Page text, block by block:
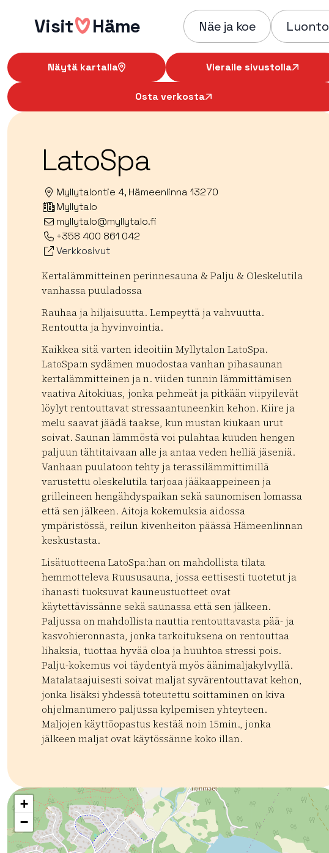
sisältöönVisit Häme Näe ja koe Luonto
Näytä kartalla Vieraile sivustolla
Osta verkosta
LatoSpa
Myllytalontie 4, Hämeenlinna 13270
Myllytalo
myllytalo@myllytalo.fi
+358 400 861 042
Verkkosivut
Kertalämmitteinen perinnesauna & Palju & Oleskelutila
vanhassa puuladossa
Rauhaa ja hiljaisuutta. Lempeyttä ja vahvuutta.
Rentoutta ja hyvinvointia.
Kaikkea sitä varten ideoitiin Myllytalon LatoSpa.
LatoSpa:n sydämen muodostaa vanhan pihasaunan
kertalämmitteinen ja n. viiden tunnin lämmittämisen
vaativa Aitokiuas, jonka pehmeät ja pitkään viipyilevät
löylyt rentouttavat stressaantuneenkin kehon. Kiire ja
melu saavat jäädä taakse, kun mustan kiukaan urut
soivat. Saunan lämmöstä voi pulahtaa kuuden hengen
paljuun tähtitaivaan alle ja antaa veden helliä jäseniä.
Vanhaan puulatoon tehty ja terassilämmittimillä
varustettu oleskelutila tarjoaa jääkaappeineen ja
grilleineen hengähdyspaikan sekä saunomisen lomassa
että sen jälkeen. Aitoja kokemuksia aidossa
ympäristössä, reilun kivenheiton päässä Hämeenlinnan
keskustasta.
Lisätuotteena LatoSpa:han on mahdollista tilata
hemmotteleva Ruususauna, jossa eettisesti tuotetut ja
ihanasti tuoksuvat kauneustuotteet ovat
käytettävissänne sekä saunassa että sen jälkeen.
Paljussa on mahdollista nauttia rentouttavasta pää- ja
kasvohieronnasta, jonka tarkoituksena on rentouttaa
lihaksia, tuottaa hyvää oloa ja huuhtoa stressi pois.
Palju-kokemus voi täydentyä myös äänimaljakylvyllä.
Matalataajuisesti soivat maljat syvärentouttavat kehon,
jonka lisäksi yhdessä toteutettu soittaminen on kiva
ohjelmanumero paljussa kylpemisen yhteyteen.
Maljojen käyttöopastus kestää noin 15min., jonka
jälkeen maljat ovat käytössänne koko illan.
+
−